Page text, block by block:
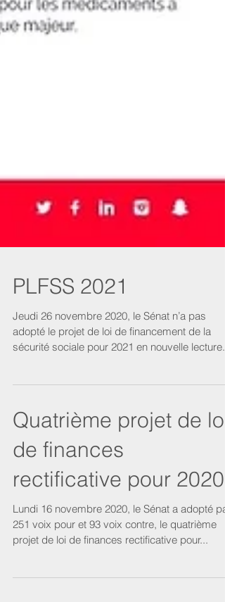
PLFSS 2021
sécurité sociale pour 2021 en nouvelle
Quatrième projet de loi
de finances
rectificative pour 2020